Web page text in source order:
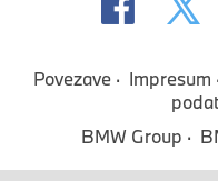
Povezave Impresum
BMW Group